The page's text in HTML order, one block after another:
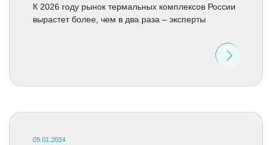
К 2026 году рынок термальных комплексов России
вырастет более, чем в два раза – эксперты
09.01.2024